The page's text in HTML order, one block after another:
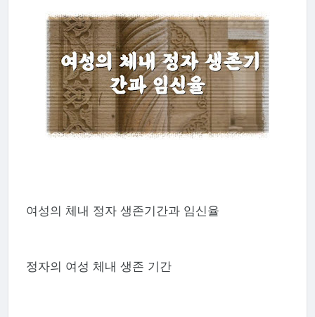
여성의 체내 정자 생존기간과 임신율
정자의 여성 체내 생존 기간